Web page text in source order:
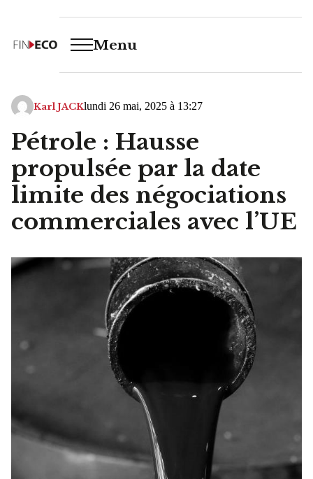
Menu
Karl JACKlundi 26 mai, 2025 à 13:27
Pétrole : Hausse
propulsée par la date
limite des négociations
commerciales avec l’UE